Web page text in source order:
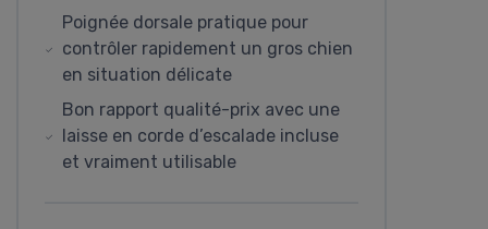
Poignée dorsale pratique pour
contrôler rapidement un gros chien
en situation délicate
Bon rapport qualité-prix avec une
laisse en corde d’escalade incluse
et vraiment utilisable